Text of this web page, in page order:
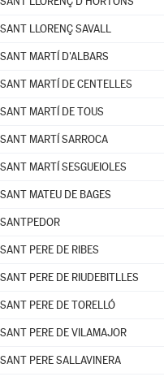
SANT LLORENÇ SAVALL
SANT MARTÍ D'ALBARS
SANT MARTÍ DE CENTELLES
SANT MARTÍ DE TOUS
SANT MARTÍ SARROCA
SANT MARTÍ SESGUEIOLES
SANT MATEU DE BAGES
SANTPEDOR
SANT PERE DE RIBES
SANT PERE DE RIUDEBITLLES
SANT PERE DE TORELLÓ
SANT PERE DE VILAMAJOR
SANT PERE SALLAVINERA